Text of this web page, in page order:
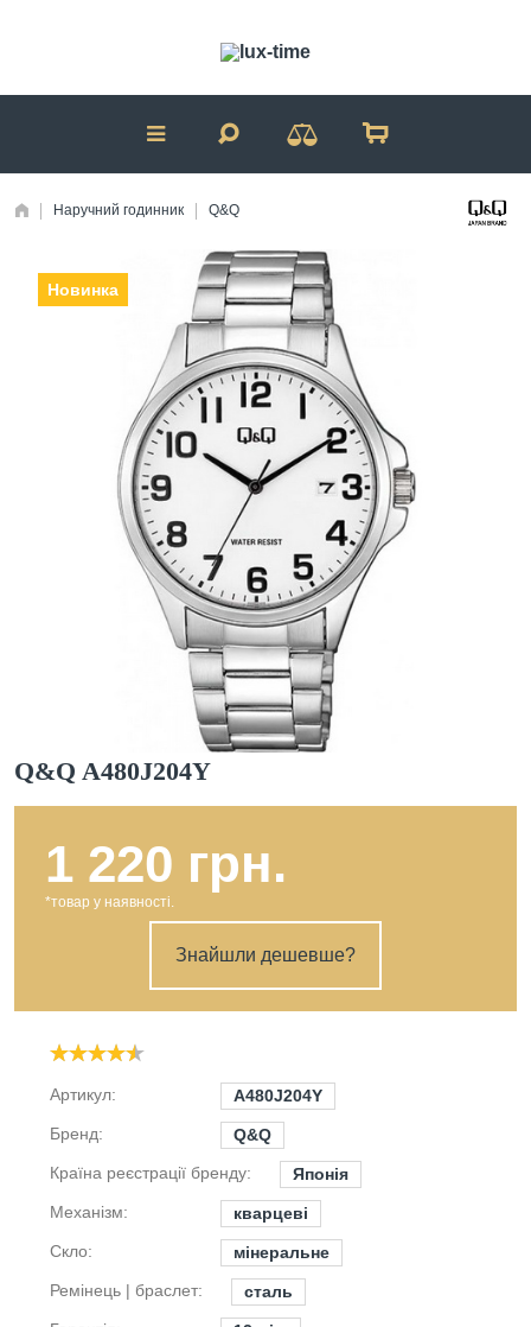
Наручний годинник Q&Q
Новинка
Q&Q A480J204Y
1 220 грн.
*товар у наявності.
Знайшли дешевше?
Артикул:
A480J204Y
Бренд:
Q&Q
Країна реєстрації бренду:
Японія
Механізм:
кварцеві
Скло:
мінеральне
Ремінець | браслет:
сталь